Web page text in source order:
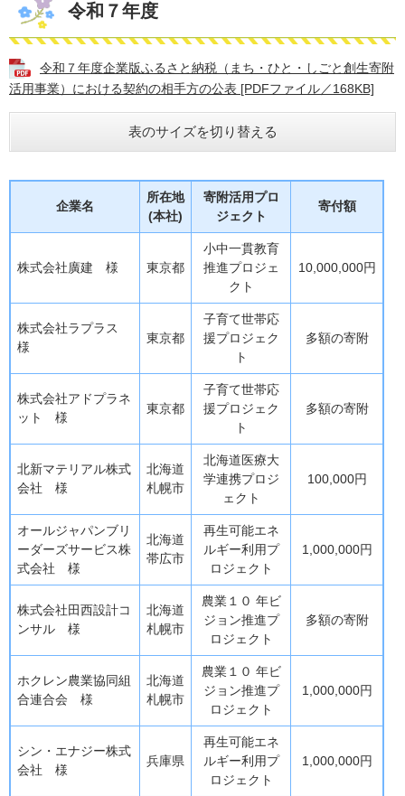
令和７年度
令和７年度企業版ふるさと納税（まち・ひと・しごと創生寄附
活用事業）における契約の相手方の公表 [PDFファイル／168KB]
表のサイズを切り替える
企業名
所在地
(本社)
寄附活用プロ
ジェクト
寄付額
株式会社廣建 様 東京都
小中一貫教育
推進プロジェ
クト
10,000,000円
株式会社ラプラス
様
東京都
子育て世帯応
援プロジェク
ト
多額の寄附
株式会社アドプラネ
ット 様
東京都
子育て世帯応
援プロジェク
ト
多額の寄附
北新マテリアル株式
会社 様
北海道
札幌市
北海道医療大
学連携プロジ
ェクト
100,000円
オールジャパンブリ
ーダーズサービス株
式会社 様
北海道
帯広市
再生可能エネ
ルギー利用プ
ロジェクト
1,000,000円
株式会社田西設計コ
ンサル 様
北海道
札幌市
農業１０ 年ビ
ジョン推進プ
ロジェクト
多額の寄附
ホクレン農業協同組
合連合会 様
北海道
札幌市
農業１０ 年ビ
ジョン推進プ
ロジェクト
1,000,000円
シン・エナジー株式
会社 様
兵庫県
再生可能エネ
ルギー利用プ
ロジェクト
1,000,000円